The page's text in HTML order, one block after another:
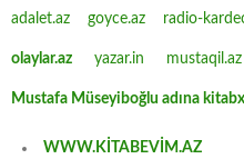
adalet.az goyce.az radio-
olaylar.az yazar.in mustaqil.az
Mustafa Müseyiboğlu adına
WWW.KİTABEVİM.AZ